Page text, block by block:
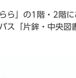
ら」の1階・2階
「片鉾・中央図